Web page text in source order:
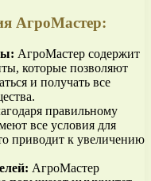
АгроМастер:
АгроМастер содержит
которые позволяют
и получать все
правильному
все условия для
приводит к увеличению
АгроМастер